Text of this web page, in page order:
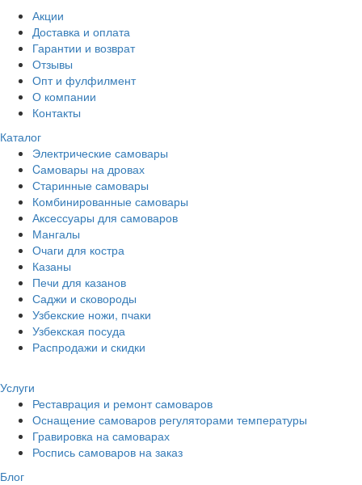
Акции
Доставка и оплата
Гарантии и возврат
Отзывы
Опт и фулфилмент
О компании
Контакты
Каталог
Электрические самовары
Cамовары на дровах
Старинные самовары
Комбинированные самовары
Аксессуары для самоваров
Мангалы
Очаги для костра
Казаны
Печи для казанов
Саджи и сковороды
Узбекские ножи, пчаки
Узбекская посуда
Распродажи и скидки
Услуги
Реставрация и ремонт самоваров
Оснащение самоваров регуляторами температуры
Гравировка на самоварах
Роспись самоваров на заказ
Блог